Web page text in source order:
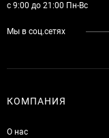
с 9:00 до 21:00 Пн-Вс
Мы в соц.сетях
КОМПАНИЯ
О нас